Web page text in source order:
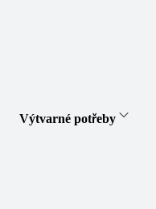
Výtvarné potřeby